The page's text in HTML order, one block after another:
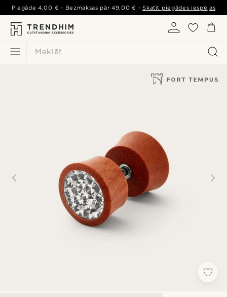
Meklēt
Piegāde4,00 € - Bezmaksas pār49,00 € -Skatīt piegādes iespējas